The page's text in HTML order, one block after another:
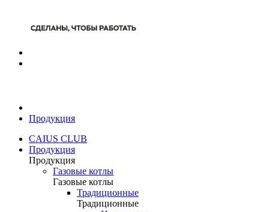
Продукция
CAIUS CLUB
Продукция
Продукция
Газовые котлы
Газовые котлы
Традиционные
Традиционные